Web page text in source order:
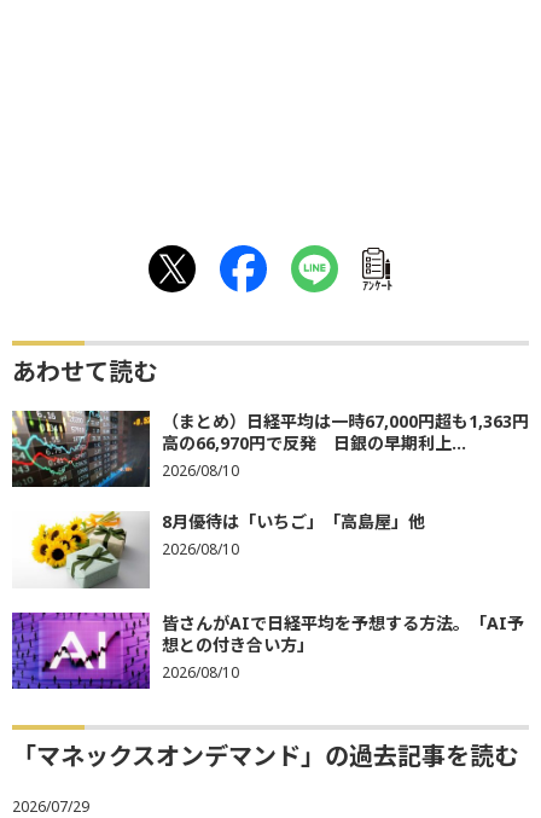
ｱﾝｹｰﾄ
あわせて読む
（まとめ）日経平均は一時67,000円超も1,363円
高の66,970円で反発 日銀の早期利上...
2026/08/10
8月優待は「いちご」「高島屋」他
2026/08/10
皆さんがAIで日経平均を予想する方法。「AI予
想との付き合い方」
2026/08/10
「マネックスオンデマンド」の過去記事を読む
2026/07/29